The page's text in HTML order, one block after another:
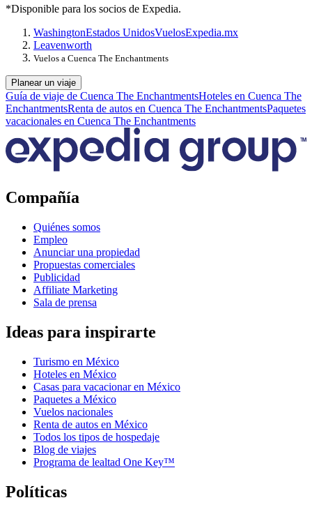
*Disponible para los socios de Expedia.
WashingtonEstados UnidosVuelosExpedia.mx
Leavenworth
Vuelos a Cuenca The Enchantments
Planear un viaje
Guía de viaje de Cuenca The EnchantmentsHoteles en Cuenca The
EnchantmentsRenta de autos en Cuenca The EnchantmentsPaquetes
vacacionales en Cuenca The Enchantments
Compañía
Quiénes somos
Empleo
Anunciar una propiedad
Propuestas comerciales
Publicidad
Affiliate Marketing
Sala de prensa
Ideas para inspirarte
Turismo en México
Hoteles en México
Casas para vacacionar en México
Paquetes a México
Vuelos nacionales
Renta de autos en México
Todos los tipos de hospedaje
Blog de viajes
Programa de lealtad One Key™
Políticas